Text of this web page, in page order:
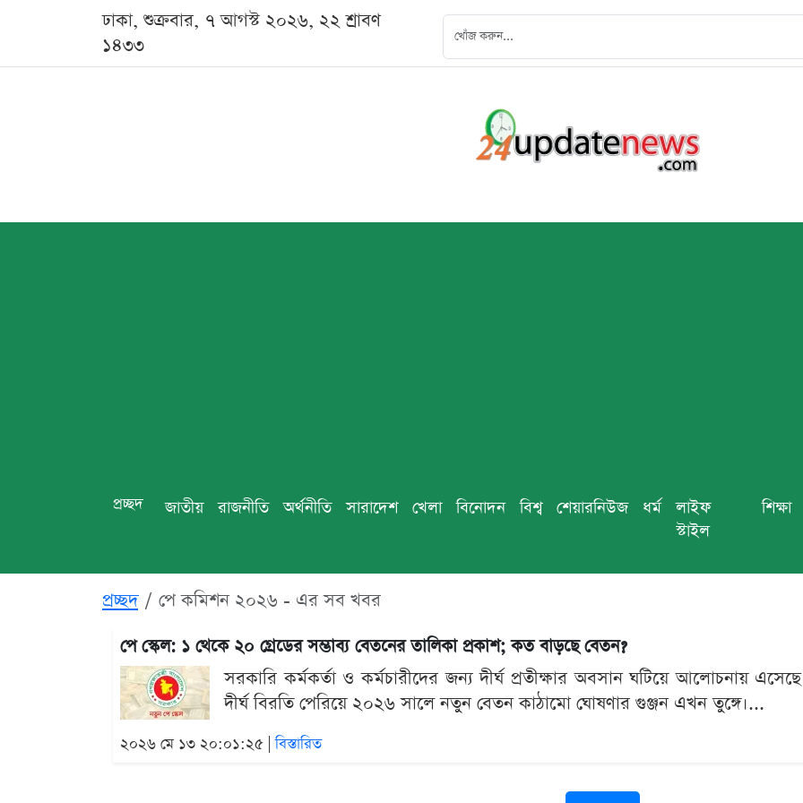
ঢাকা, শুক্রবার, ৭ আগস্ট ২০২৬, ২২ শ্রাবণ
১৪৩৩
প্রচ্ছদ জাতীয় রাজনীতি অর্থনীতি সারাদেশ খেলা বিনোদন বিশ্ব শেয়ারনিউজ ধর্ম
লাইফ
স্টাইল
শিক্ষা
প্রচ্ছদ পে কমিশন ২০২৬ - এর সব খবর
পে স্কেল: ১ থেকে ২০ গ্রেডের সম্ভাব্য বেতনের তালিকা প্রকাশ; কত বাড়ছে বেতন?
সরকারি কর্মকর্তা ও কর্মচারীদের জন্য দীর্ঘ প্রতীক্ষার অবসান ঘটিয়ে আলোচনায়
দীর্ঘ বিরতি পেরিয়ে ২০২৬ সালে নতুন বেতন কাঠামো ঘোষণার গুঞ্জন এখন তুঙ্গে।...
২০২৬ মে ১৩ ২০:০১:২৫ |বিস্তারিত